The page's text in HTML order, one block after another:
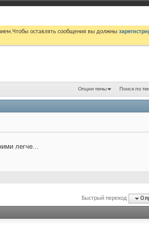
оставлять сообщения вы должны
Опции темы Поиск по
легче...
Быстрый переход О